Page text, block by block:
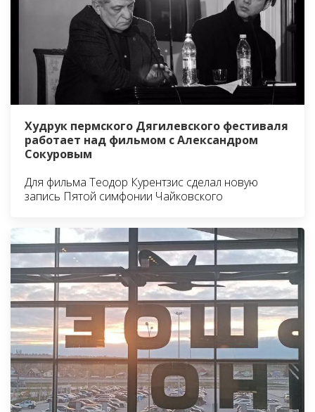
Худрук пермского Дягилевского фестиваля
работает над фильмом с Александром
Сокуровым
Для фильма Теодор Курентзис сделал новую
запись Пятой симфонии Чайковского